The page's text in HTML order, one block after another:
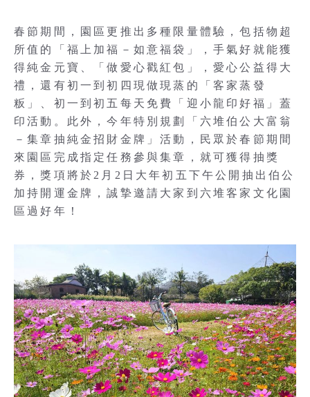
春節期間，園區更推出多種限量體驗，包括物超
所值的「福上加福－如意福袋」，手氣好就能獲
得純金元寶、「做愛心戳紅包」，愛心公益得大
禮，還有初一到初四現做現蒸的「客家蒸發
粄」、初一到初五每天免費「迎小龍印好福」蓋
印活動。此外，今年特別規劃「六堆伯公大富翁
－集章抽純金招財金牌」活動，民眾於春節期間
來園區完成指定任務參與集章，就可獲得抽獎
券，獎項將於2月2日大年初五下午公開抽出伯公
加持開運金牌，誠摯邀請大家到六堆客家文化園
區過好年！